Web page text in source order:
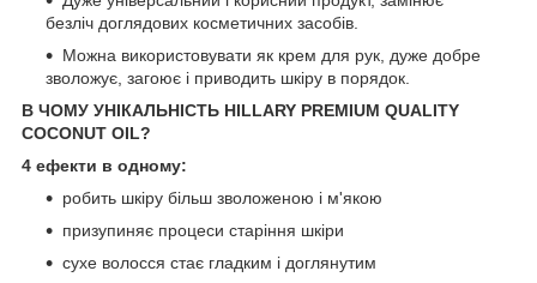
безліч доглядових косметичних засобів.
Можна використовувати як крем для рук, дуже добре
зволожує, загоює і приводить шкіру в порядок.
В ЧОМУ УНІКАЛЬНІСТЬ HILLARY PREMIUM QUALITY
COCONUT OIL?
4 ефекти в одному:
робить шкіру більш зволоженою і м'якою
призупиняє процеси старіння шкіри
сухе волосся стає гладким і доглянутим